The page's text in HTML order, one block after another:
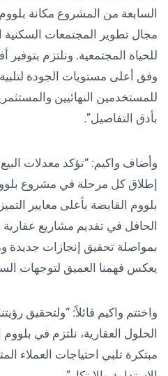
السابعة من المشروع مكانة
مجال تطوير المجتمعات السكنية
للحياة المجتمعية. ونلتزم
وفق أعلى مستويات الجودة لتلبية
للمستخدمين النهائيين
بأدق التفاصيل”.
وأضاف واكيم: “تؤكد معدلات البيع
إطلاق كل مرحلة في مشروع
بلووم القابضة بأعلى معايير
الحافل في تقديم مشاريع عقارية
بمواصلة تحقيق إنجازات جديدة
يعكس فهمنا العميق لتوجهات
واختتم واكيم قائلاً: “ولتحقيق
الحلول العقارية، نلتزم في
مبتكرة تلبي احتياجات العملاء